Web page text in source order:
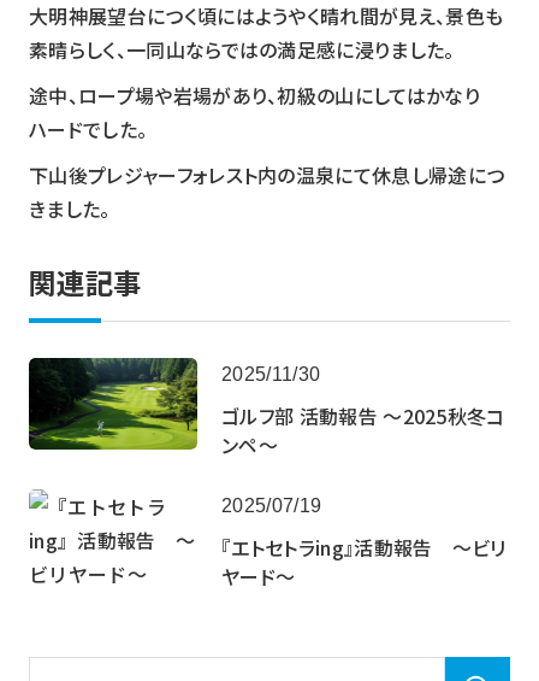
大明神展望台につく頃にはようやく晴れ間が見え、景色も
素晴らしく、一同山ならではの満足感に浸りました。
途中、ロープ場や岩場があり、初級の山にしてはかなり
ハードでした。
下山後プレジャーフォレスト内の温泉にて休息し帰途につ
きました。
関連記事
2025/11/30
ゴルフ部 活動報告 ～2025秋冬コ
ンペ～
2025/07/19
『エトセトラing』活動報告 ～ビリ
ヤード～